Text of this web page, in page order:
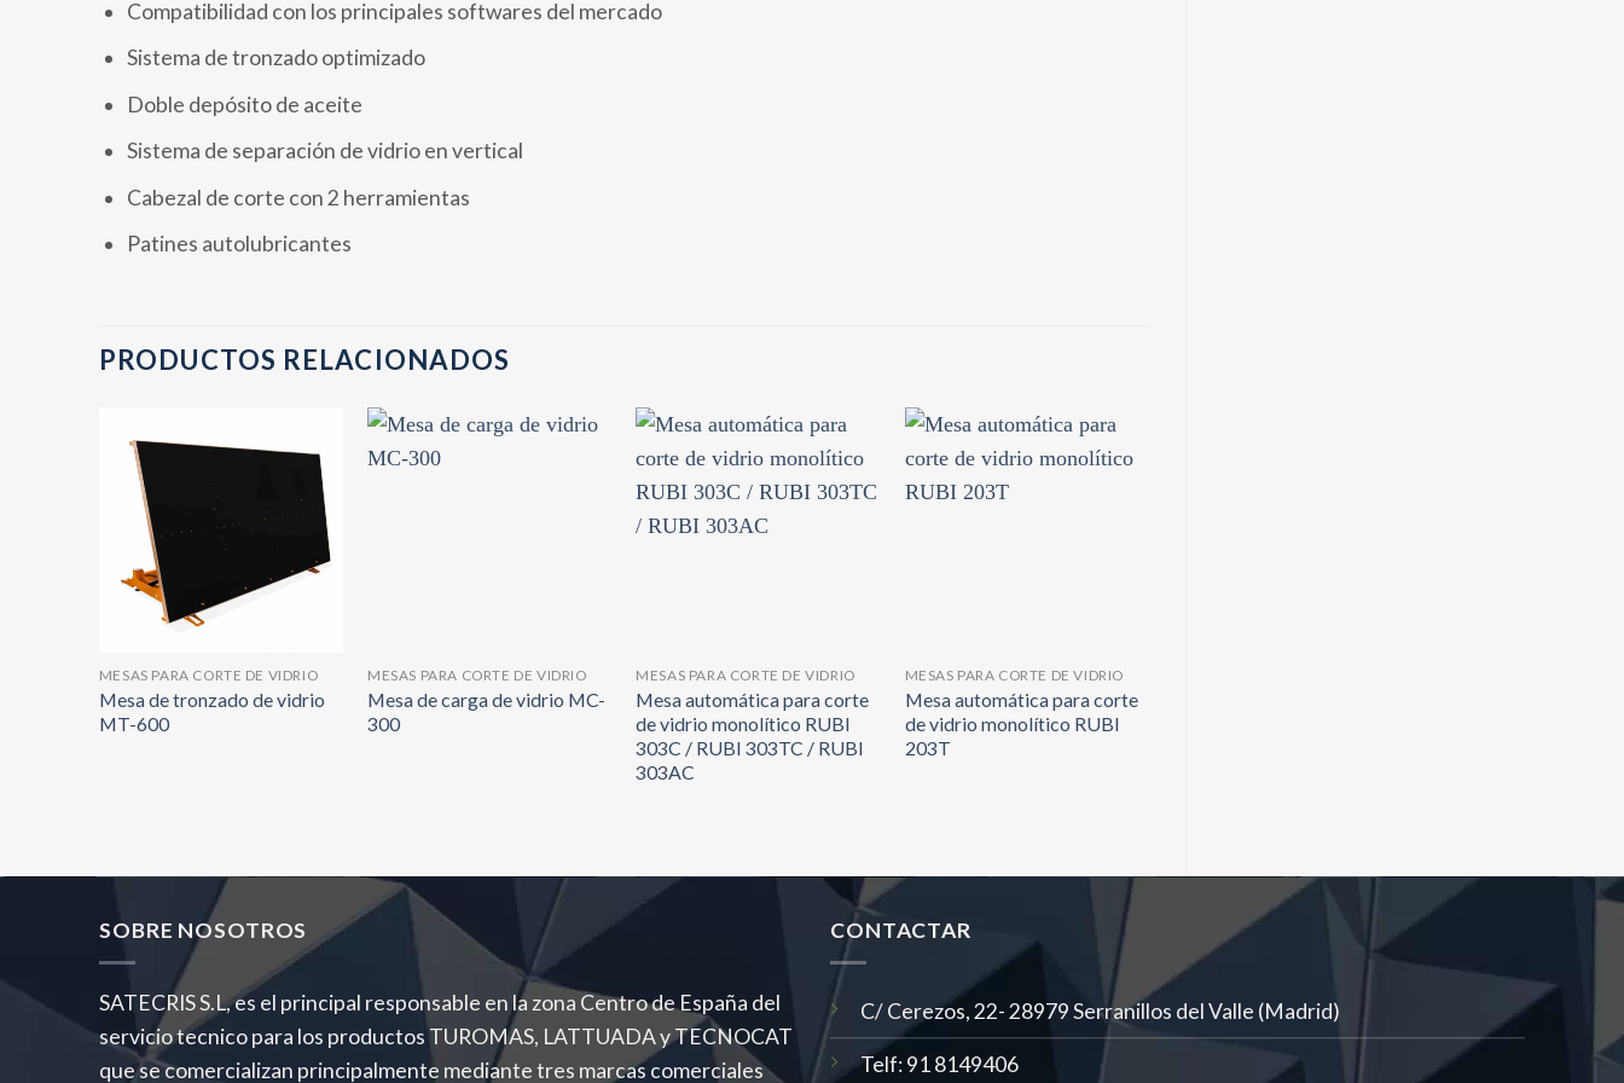
Compatibilidad con los principales softwares del mercado
Sistema de tronzado optimizado
Doble depósito de aceite
Sistema de separación de vidrio en vertical
Cabezal de corte con 2 herramientas
Patines autolubricantes
PRODUCTOS RELACIONADOS
MESAS PARA CORTE DE VIDRIO
Mesa de tronzado de vidrio
MT-600
MESAS PARA CORTE DE VIDRIO
Mesa de carga de vidrio MC-
300
MESAS PARA CORTE DE VIDRIO
Mesa automática para corte
de vidrio monolítico RUBI
303C / RUBI 303TC / RUBI
303AC
MESAS PARA CORTE DE VIDRIO
Mesa automática para corte
de vidrio monolítico RUBI
203T
SOBRE NOSOTROS
SATECRIS S.L, es el principal responsable en la zona Centro de España del
servicio tecnico para los productos TUROMAS, LATTUADA y TECNOCAT
que se comercializan principalmente mediante tres marcas comerciales
CONTACTAR
C/ Cerezos, 22- 28979 Serranillos del Valle (Madrid)
Telf: 91 8149406